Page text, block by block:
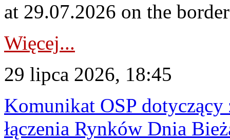
at 29.07.2026 on the
Więcej...
29 lipca 2026, 18:45
Komunikat OSP dotyczący
łączenia Rynków Dnia